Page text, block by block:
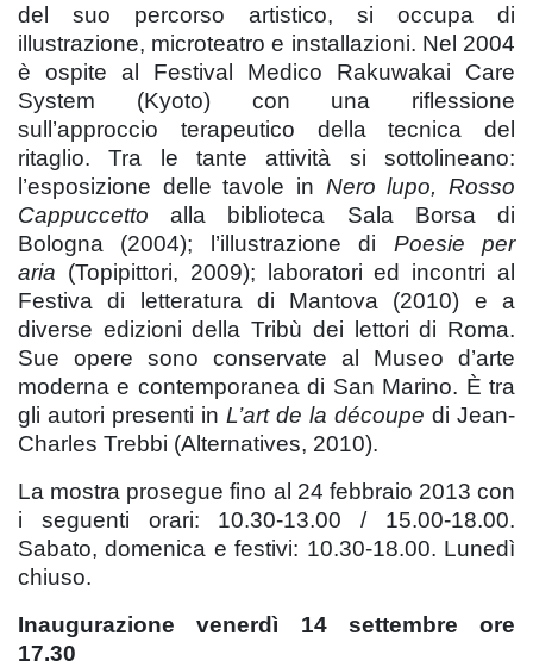
del suo percorso artistico, si occupa di
illustrazione, microteatro e installazioni. Nel 2004
è ospite al Festival Medico Rakuwakai Care
System (Kyoto) con una riflessione
sull’approccio terapeutico della tecnica del
ritaglio. Tra le tante attività si sottolineano:
l’esposizione delle tavole in Nero lupo, Rosso
Cappuccetto alla biblioteca Sala Borsa di
Bologna (2004); l’illustrazione di Poesie per
aria (Topipittori, 2009); laboratori ed incontri al
Festiva di letteratura di Mantova (2010) e a
diverse edizioni della Tribù dei lettori di Roma.
Sue opere sono conservate al Museo d’arte
moderna e contemporanea di San Marino. È tra
gli autori presenti in L’art de la découpe di Jean-
Charles Trebbi (Alternatives, 2010).
La mostra prosegue fino al 24 febbraio 2013 con
i seguenti orari: 10.30-13.00 / 15.00-18.00.
Sabato, domenica e festivi: 10.30-18.00. Lunedì
chiuso.
Inaugurazione venerdì 14 settembre ore
17.30